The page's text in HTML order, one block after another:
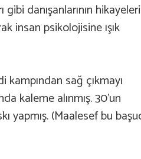
danışanlarının
insan psikolojisine ışık
kampından sağ çıkmayı
kaleme alınmış. 30’un
yapmış. (Maalesef bu